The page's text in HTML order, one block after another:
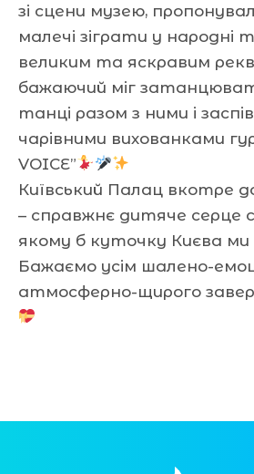
зі сцени музею,
малечі зіграти у народні
великим та яскравим
бажаючий міг
танці разом з ними і
чарівними вихованками
VOICE”
Київський Палац вкотре
– справжнє дитяче серце
якому б куточку Києва ми
Бажаємо усім шалено-
атмосферно-щирого